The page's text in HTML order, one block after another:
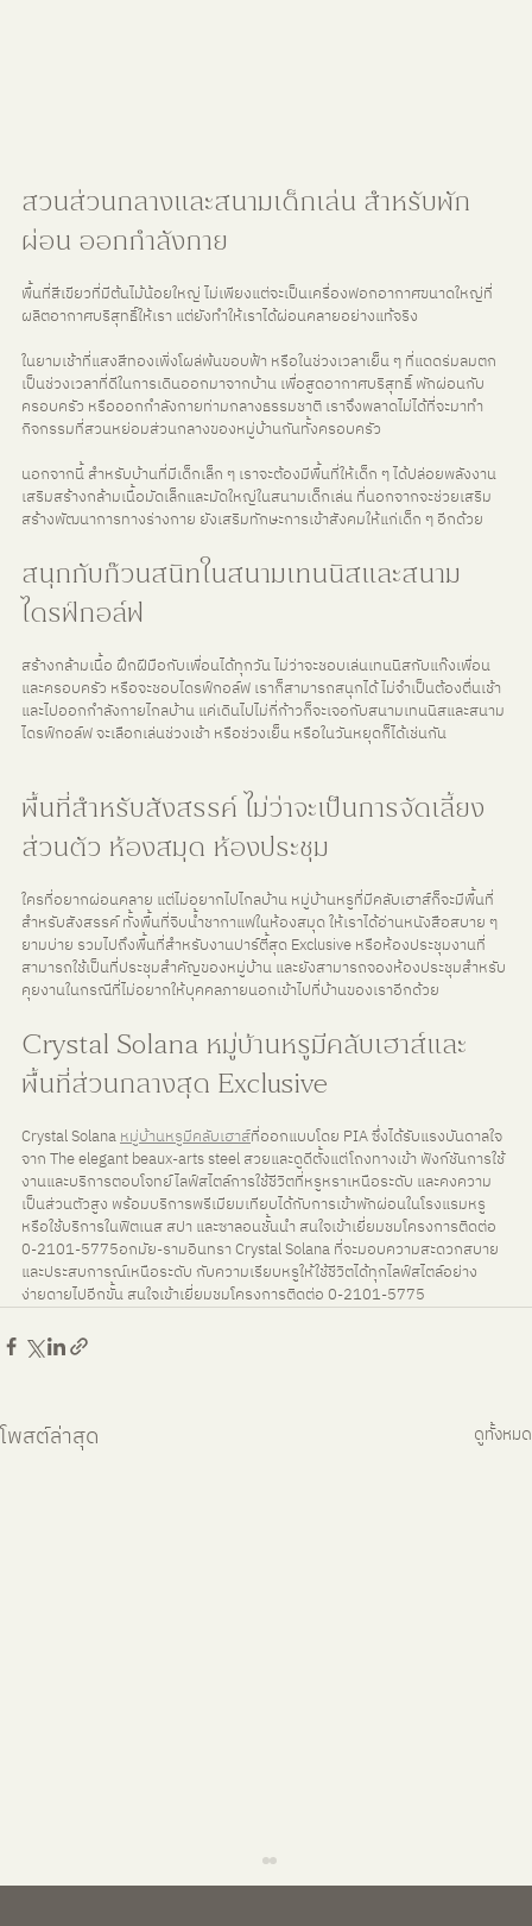
สวนส่วนกลางและสนามเด็กเล่น สำหรับพัก
ผ่อน ออกกำลังกาย
พื้นที่สีเขียวที่มีต้นไม้น้อยใหญ่ ไม่เพียงแต่จะเป็นเครื่องฟอกอากาศขนาดใหญ่ที่
ผลิตอากาศบริสุทธิ์ให้เรา แต่ยังทำให้เราได้ผ่อนคลายอย่างแท้จริง
ในยามเช้าที่แสงสีทองเพิ่งโผล่พ้นขอบฟ้า หรือในช่วงเวลาเย็น ๆ ที่แดดร่มลมตก
เป็นช่วงเวลาที่ดีในการเดินออกมาจากบ้าน เพื่อสูดอากาศบริสุทธิ์ พักผ่อนกับ
ครอบครัว หรือออกกำลังกายท่ามกลางธรรมชาติ เราจึงพลาดไม่ได้ที่จะมาทำ
กิจกรรมที่สวนหย่อมส่วนกลางของหมู่บ้านกันทั้งครอบครัว
นอกจากนี้ สำหรับบ้านที่มีเด็กเล็ก ๆ เราจะต้องมีพื้นที่ให้เด็ก ๆ ได้ปล่อยพลังงาน
เสริมสร้างกล้ามเนื้อมัดเล็กและมัดใหญ่ในสนามเด็กเล่น ที่นอกจากจะช่วยเสริม
สร้างพัฒนาการทางร่างกาย ยังเสริมทักษะการเข้าสังคมให้แก่เด็ก ๆ อีกด้วย
สนุกกับก๊วนสนิทในสนามเทนนิสและสนาม
ไดรฟ์กอล์ฟ
สร้างกล้ามเนื้อ ฝึกฝีมือกับเพื่อนได้ทุกวัน ไม่ว่าจะชอบเล่นเทนนิสกับแก๊งเพื่อน
และครอบครัว หรือจะชอบไดรฟ์กอล์ฟ เราก็สามารถสนุกได้ ไม่จำเป็นต้องตื่นเช้า
และไปออกกำลังกายไกลบ้าน แค่เดินไปไม่กี่ก้าวก็จะเจอกับสนามเทนนิสและสนาม
ไดรฟ์กอล์ฟ จะเลือกเล่นช่วงเช้า หรือช่วงเย็น หรือในวันหยุดก็ได้เช่นกัน
พื้นที่สำหรับสังสรรค์ ไม่ว่าจะเป็นการจัดเลี้ยง
ส่วนตัว ห้องสมุด ห้องประชุม
ใครที่อยากผ่อนคลาย แต่ไม่อยากไปไกลบ้าน หมู่บ้านหรูที่มีคลับเฮาส์ก็จะมีพื้นที่
สำหรับสังสรรค์ ทั้งพื้นที่จิบน้ำชากาแฟในห้องสมุด ให้เราได้อ่านหนังสือสบาย ๆ
ยามบ่าย รวมไปถึงพื้นที่สำหรับงานปาร์ตี้สุด Exclusive หรือห้องประชุมงานที่
สามารถใช้เป็นที่ประชุมสำคัญของหมู่บ้าน และยังสามารถจองห้องประชุมสำหรับ
คุยงานในกรณีที่ไม่อยากให้บุคคลภายนอกเข้าไปที่บ้านของเราอีกด้วย
Crystal Solana หมู่บ้านหรูมีคลับเฮาส์และ
พื้นที่ส่วนกลางสุด Exclusive
Crystal Solana หมู่บ้านหรูมีคลับเฮาส์ที่ออกแบบโดย PIA ซึ่งได้รับแรงบันดาลใจ
จาก The elegant beaux-arts steel สวยและดูดีตั้งแต่โถงทางเข้า ฟังก์ชันการใช้
งานและบริการตอบโจทย์ไลฟ์สไตล์การใช้ชีวิตที่หรูหราเหนือระดับ และคงความ
เป็นส่วนตัวสูง พร้อมบริการพรีเมียมเทียบได้กับการเข้าพักผ่อนในโรงแรมหรู
หรือใช้บริการในฟิตเนส สปา และซาลอนชั้นนำ สนใจเข้าเยี่ยมชมโครงการติดต่อ
0-2101-5775อกมัย-รามอินทรา Crystal Solana ที่จะมอบความสะดวกสบาย
และประสบการณ์เหนือระดับ กับความเรียบหรูให้ใช้ชีวิตได้ทุกไลฟ์สไตล์อย่าง
ง่ายดายไปอีกขั้น สนใจเข้าเยี่ยมชมโครงการติดต่อ 0-2101-5775
โพสต์ล่าสุด ดูทั้งหมด